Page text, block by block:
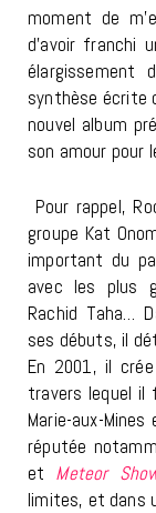
moment de
d’avoir franchi
élargissement
synthèse écrite
nouvel album
son amour pour
Pour rappel,
groupe Kat
important du
avec les plus
Rachid Taha…
ses débuts, il
En 2001, il
travers lequel il
Marie-aux-
réputée
et Meteor
limites, et dans